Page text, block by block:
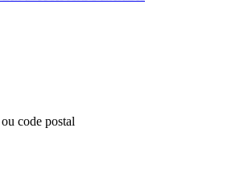
code postal